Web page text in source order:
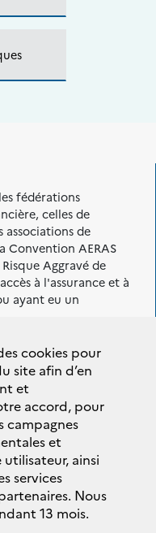
cookies pour
site afin d’en
et
accord, pour
campagnes
et
ainsi
services
Nous
13 mois.
fédérations
celles de
associations de
Convention AERAS
Aggravé de
à l'assurance et à
ayant eu un
de la